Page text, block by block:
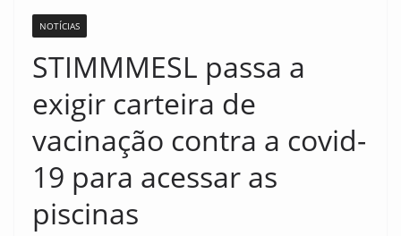
NOTÍCIAS
STIMMMESL passa a
exigir carteira de
vacinação contra a covid-
19 para acessar as
piscinas